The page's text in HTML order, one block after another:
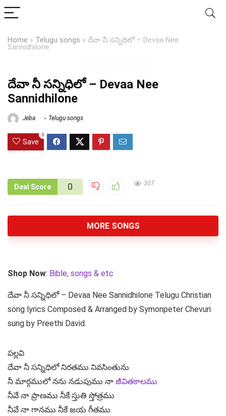
Home » Telugu songs » దేవా నీ సన్నిధిలో – Devaa Nee
Sannidhilone
దేవా నీ సన్నిధిలో – Devaa Nee
Sannidhilone
Jeba Telugu songs
Save
0
Deal Score 0 307
MORE SONGS
Shop Now: Bible, songs & etc
దేవా నీ సన్నిధిలో – Devaa Nee Sannidhilone Telugu Christian
song lyrics Composed & Arranged by Symonpeter Chevuri
sung by Preethi David.
పల్లవి
దేవా నీ సన్నిధిలో నిరతము నివసింతును
నీ మార్గములో నను నడుపుము నా జీవితకాలము
నీవే నా ప్రాణము నీకే స్తుతి స్తోత్రము
నీవే నా గానము నీకే జయ గీతము